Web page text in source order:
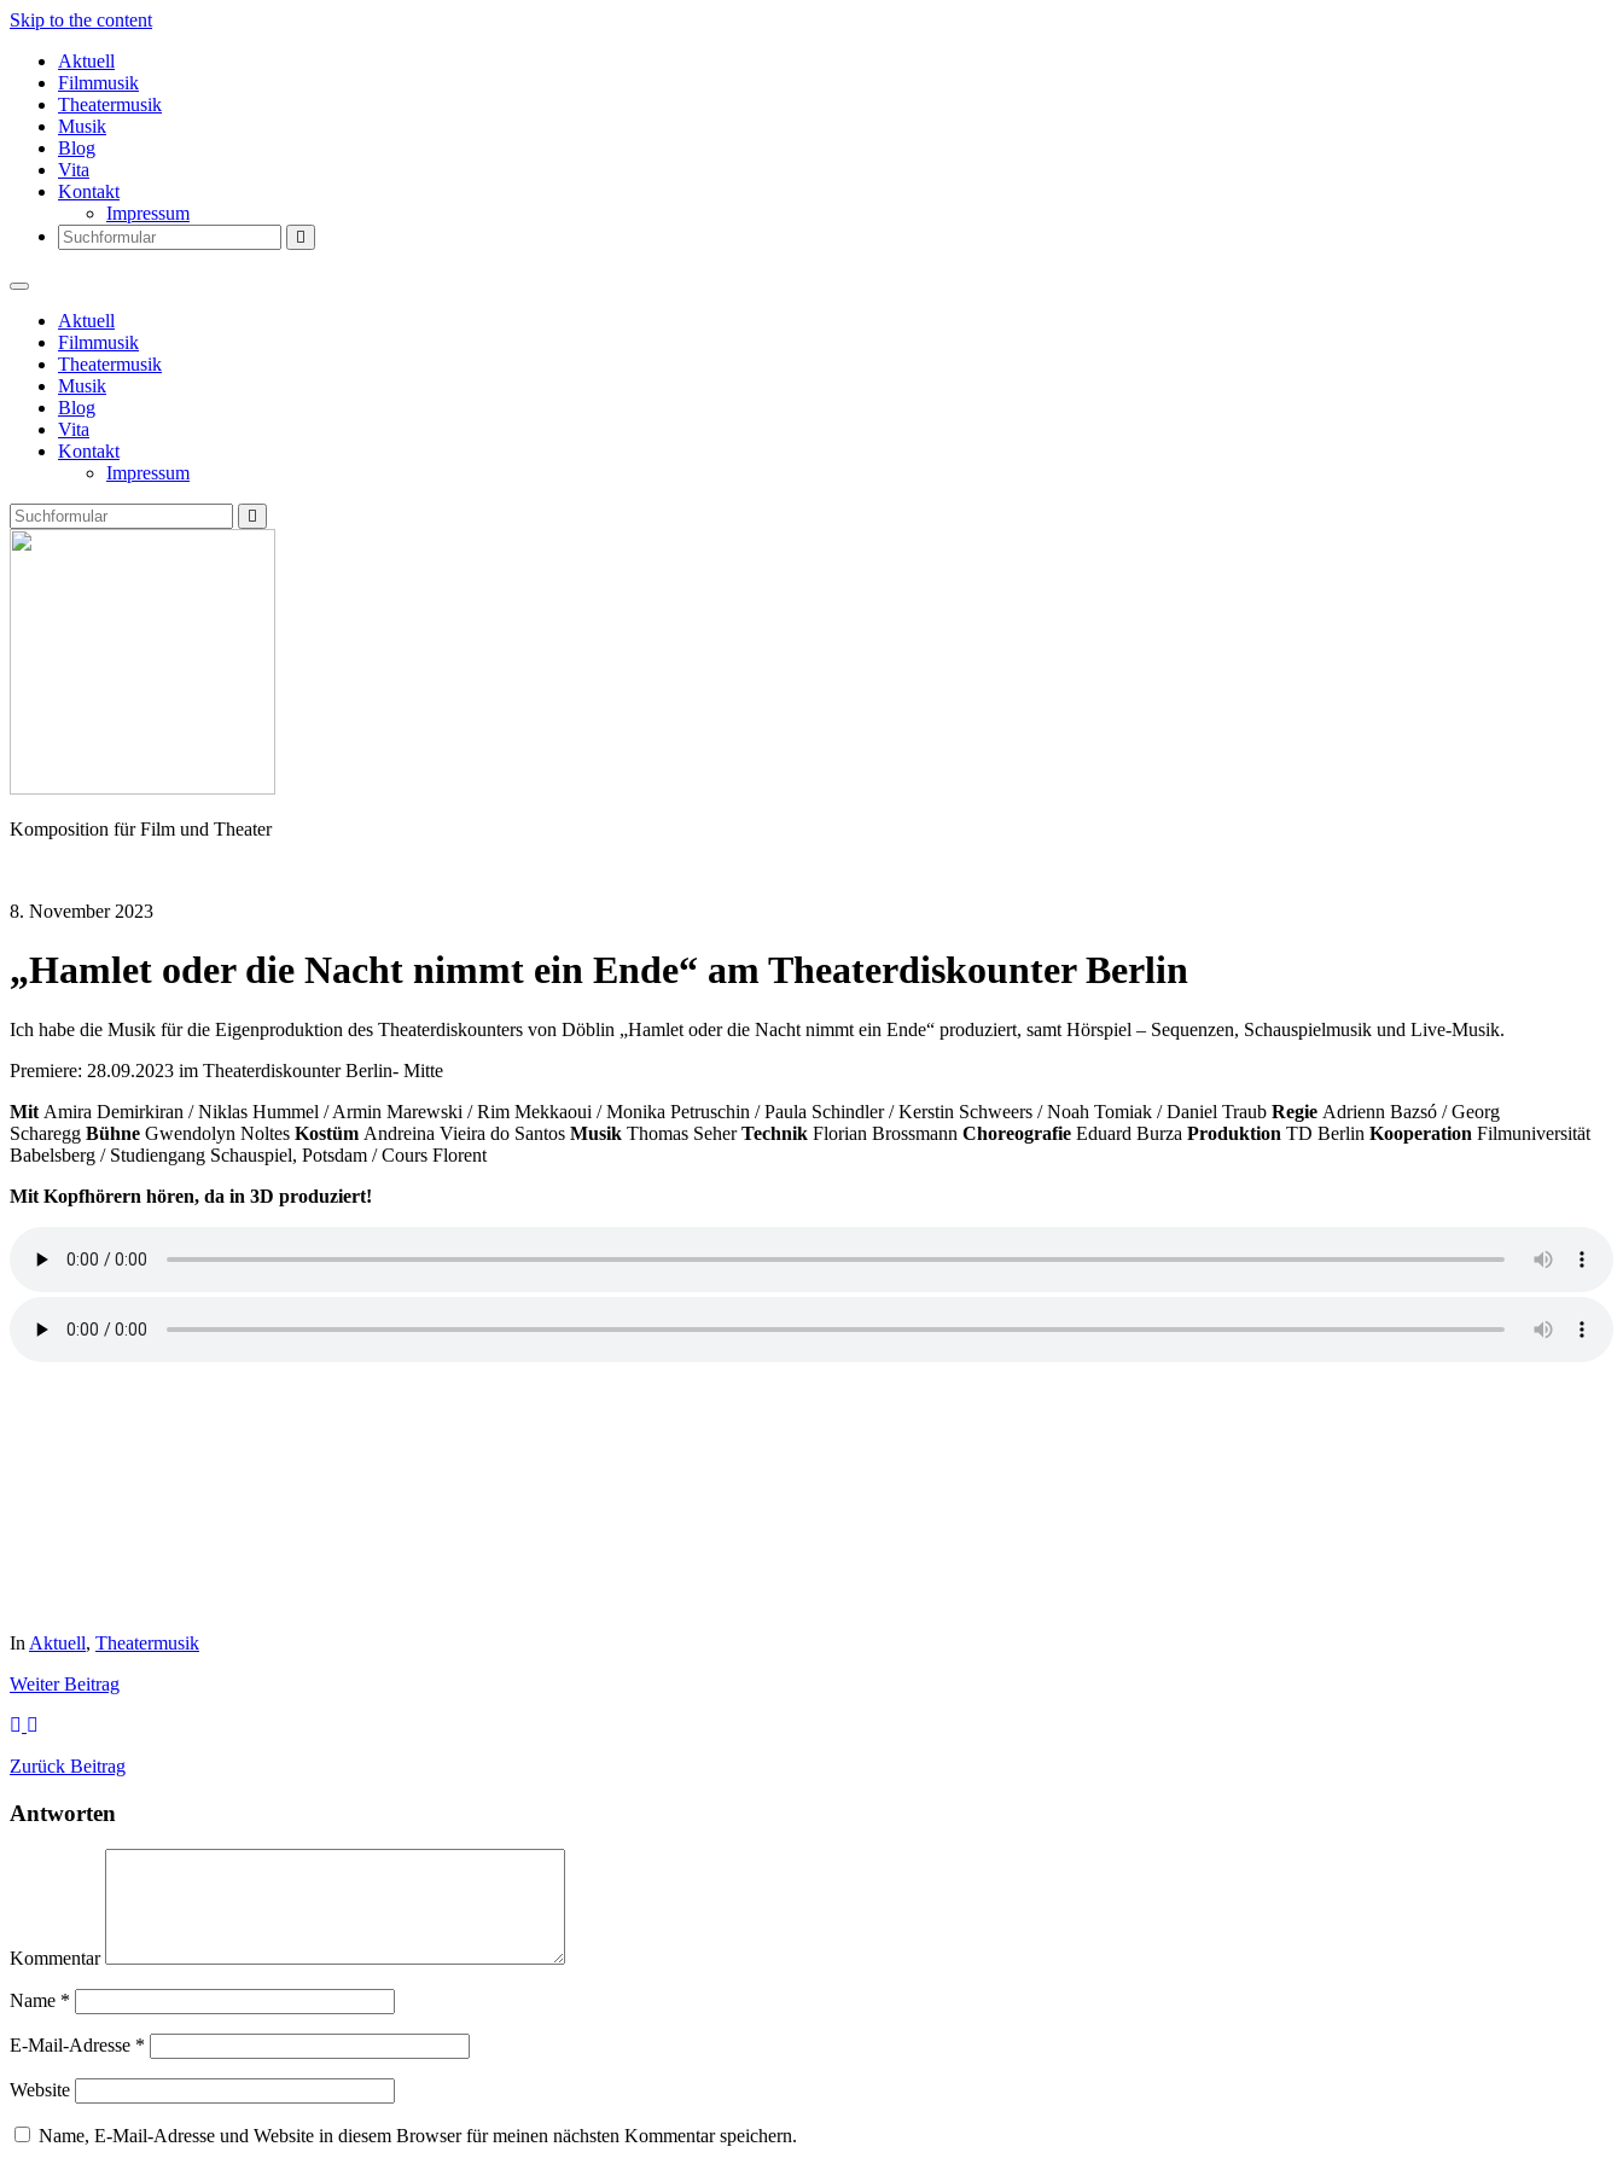
Skip to the content
Aktuell
Filmmusik
Theatermusik
Musik
Blog
Vita
Kontakt
Impressum
Search
Aktuell
Filmmusik
Theatermusik
Musik
Blog
Vita
Kontakt
Impressum
Search
Komposition für Film und Theater
8. November 2023
„Hamlet oder die Nacht nimmt ein Ende“ am Theaterdiskounter Berlin
Ich habe die Musik für die Eigenproduktion des Theaterdiskounters von Döblin „Hamlet oder die Nacht nimmt ein Ende“ produziert, samt Hörspiel – Sequenzen, Schauspielmusik und Live-Musik.
Premiere: 28.09.2023 im Theaterdiskounter Berlin- Mitte
Mit Amira Demirkiran / Niklas Hummel / Armin Marewski / Rim Mekkaoui / Monika Petruschin / Paula Schindler / Kerstin Schweers / Noah Tomiak / Daniel Traub Regie Adrienn Bazsó / Georg
Scharegg Bühne Gwendolyn Noltes Kostüm Andreina Vieira do Santos Musik Thomas SeherTechnik Florian Brossmann Choreografie Eduard Burza Produktion TD Berlin Kooperation Filmuniversität
Babelsberg / Studiengang Schauspiel, Potsdam / Cours Florent
Mit Kopfhörern hören, da in 3D produziert!
In Aktuell, Theatermusik
WeiterBeitrag
Zurück Beitrag
Antworten
Kommentar
Name *
E-Mail-Adresse *
Website
Name, E-Mail-Adresse und Website in diesem Browser für meinen nächsten Kommentar speichern.